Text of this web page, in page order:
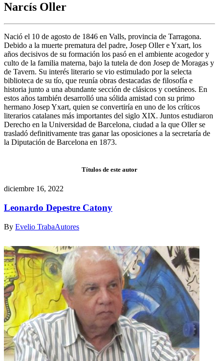
Narcís Oller
Nació el 10 de agosto de 1846 en Valls, provincia de Tarragona.
Debido a la muerte prematura del padre, Josep Oller e Yxart, los
años decisivos de su formación los pasó en el ambiente acogedor y
culto de la familia materna, bajo la tutela de don Josep de Moragas y
de Tavern. Su interés literario se vio estimulado por la selecta
biblioteca de su tío, que reunía obras destacadas de filosofía e
historia junto a una abundante sección de clásicos y coetáneos. En
estos años también desarrolló una sólida amistad con su primo
hermano Josep Yxart, quien se convertiría en uno de los críticos
literarios catalanes más importantes del siglo XIX. Juntos estudiaron
Derecho en la Universidad de Barcelona, ciudad a la que Oller se
trasladó definitivamente tras ganar las oposiciones a la secretaría de
la Diputación de Barcelona en 1873.
Títulos de este autor
diciembre 16, 2022
Leonardo Depestre Catony
By Evelio TrabaAutores